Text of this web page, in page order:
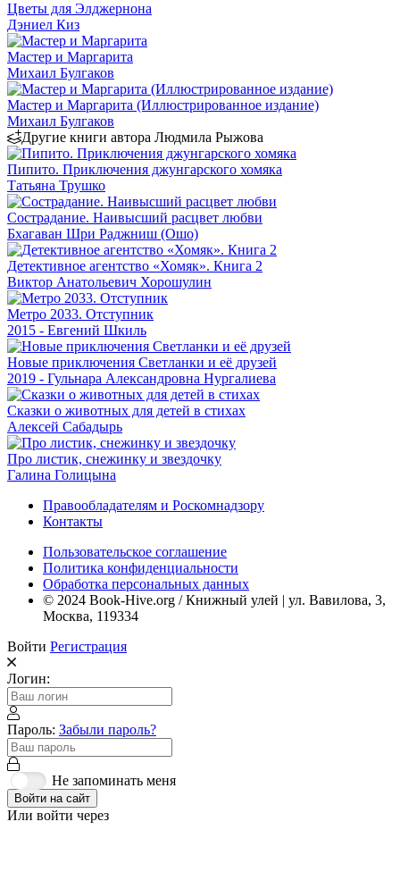
Цветы для Элджернона
Дэниел Киз
Мастер и Маргарита
Михаил Булгаков
Мастер и Маргарита (Иллюстрированное издание)
Михаил Булгаков
Другие книги автора Людмила Рыжова
Пипито. Приключения джунгарского хомяка
Татьяна Трушко
Сострадание. Наивысший расцвет любви
Бхагаван Шри Раджниш (Ошо)
Детективное агентство «Хомяк». Книга 2
Виктор Анатольевич Хорошулин
Метро 2033. Отступник
2015 - Евгений Шкиль
Новые приключения Светланки и её друзей
2019 - Гульнара Александровна Нургалиева
Сказки о животных для детей в стихах
Алексей Сабадырь
Про листик, снежинку и звездочку
Галина Голицына
Правообладателям и Роскомнадзору
Контакты
Пользовательское соглашение
Политика конфиденциальности
Обработка персональных данных
© 2024 Book-Hive.org / Книжный улей | ул. Вавилова, 3,
Москва, 119334
Войти Регистрация
Логин:
Пароль: Забыли пароль?
Не запоминать меня
Войти на сайт
Или войти через